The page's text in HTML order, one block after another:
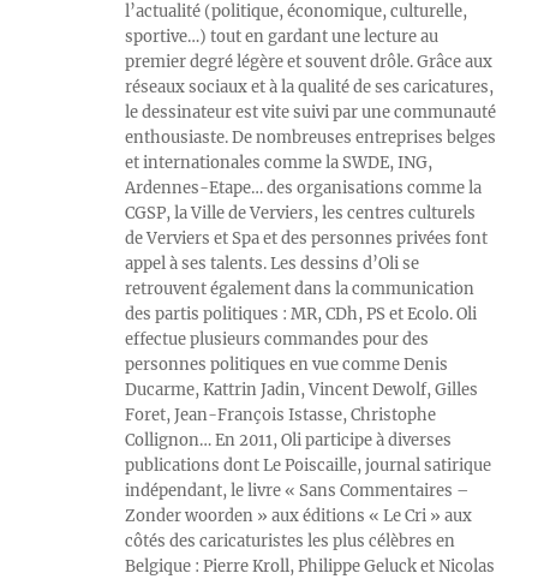
l’actualité (politique, économique, culturelle,
sportive…) tout en gardant une lecture au
premier degré légère et souvent drôle. Grâce aux
réseaux sociaux et à la qualité de ses caricatures,
le dessinateur est vite suivi par une communauté
enthousiaste. De nombreuses entreprises belges
et internationales comme la SWDE, ING,
Ardennes-Etape… des organisations comme la
CGSP, la Ville de Verviers, les centres culturels
de Verviers et Spa et des personnes privées font
appel à ses talents. Les dessins d’Oli se
retrouvent également dans la communication
des partis politiques : MR, CDh, PS et Ecolo. Oli
effectue plusieurs commandes pour des
personnes politiques en vue comme Denis
Ducarme, Kattrin Jadin, Vincent Dewolf, Gilles
Foret, Jean-François Istasse, Christophe
Collignon… En 2011, Oli participe à diverses
publications dont Le Poiscaille, journal satirique
indépendant, le livre « Sans Commentaires –
Zonder woorden » aux éditions « Le Cri » aux
côtés des caricaturistes les plus célèbres en
Belgique : Pierre Kroll, Philippe Geluck et Nicolas